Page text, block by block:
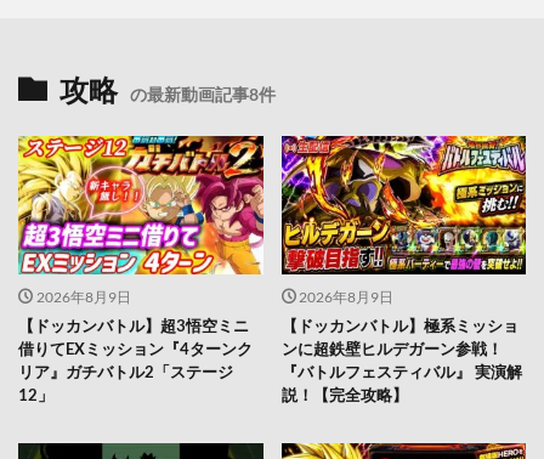
攻略 の最新動画記事8件
2026年8月9日
【ドッカンバトル】超3悟空ミニ
借りてEXミッション『4ターンク
リア』ガチバトル2「ステージ
12」
2026年8月9日
【ドッカンバトル】極系ミッショ
ンに超鉄壁ヒルデガーン参戦！
『バトルフェスティバル』 実演解
説！【完全攻略】